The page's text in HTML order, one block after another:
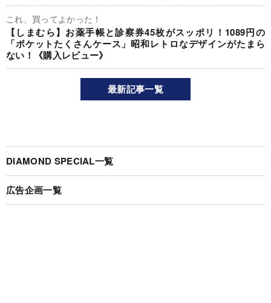
これ、買ってよかった！
【しまむら】お薬手帳と診察券45枚がスッポリ！1089円の
「ポケットたくさんケース」昭和レトロなデザインがたまら
ない！《購入レビュー》
最新記事一覧
DIAMOND SPECIAL一覧
広告企画一覧